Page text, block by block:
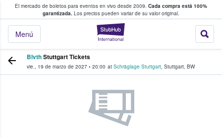
El mercado de boletos para eventos en vivo desde 2009. Cada compra está 100%
garantizada. Los precios pueden variar de su valor original.
StubHub: donde
Menú
fans compran y venden boletos
BlvthStuttgart Tickets
vie., 19 de marzo de 2027 • 20:00 at Schräglage Stuttgart, Stuttgart, BW